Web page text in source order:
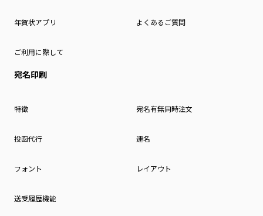
年賀状アプリ よくあるご質問
ご利用に際して
宛名印刷
特徴 宛名有無同時注文
投函代行 連名
フォント レイアウト
送受履歴機能